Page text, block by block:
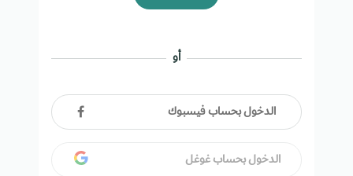
أو
الدخول بحساب فيسبوك
الدخول بحساب غوغل